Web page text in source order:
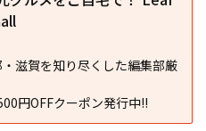
滋賀を知り尽くした編集部厳
円OFFクーポン発行中!!